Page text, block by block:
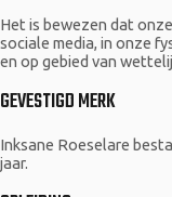
Het is bewezen dat
sociale media, in onze
en op gebied van
GEVESTIGD MERK
Inksane Roeselare
jaar.